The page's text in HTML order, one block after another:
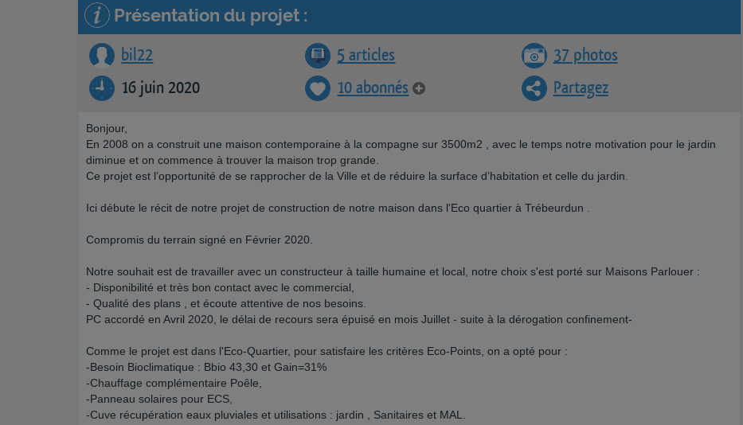
Présentation du projet :
bil22 5 articles
37 photos
16 juin 2020
10 abonnés Partagez
Bonjour,
En 2008 on a construit une maison contemporaine à la compagne sur 3500m2 , avec le temps notre motivation pour le jardin
diminue et on commence à trouver la maison trop grande.
Ce projet est l’opportunité de se rapprocher de la Ville et de réduire la surface d’habitation et celle du jardin.
Ici débute le récit de notre projet de construction de notre maison dans l'Eco quartier à Trébeurdun .
Compromis du terrain signé en Février 2020.
Notre souhait est de travailler avec un constructeur à taille humaine et local, notre choix s'est porté sur Maisons Parlouer :
- Disponibilité et très bon contact avec le commercial,
- Qualité des plans , et écoute attentive de nos besoins.
PC accordé en Avril 2020, le délai de recours sera épuisé en mois Juillet - suite à la dérogation confinement-
Comme le projet est dans l'Eco-Quartier, pour satisfaire les critères Eco-Points, on a opté pour :
-Besoin Bioclimatique : Bbio 43,30 et Gain=31%
-Chauffage complémentaire Poêle,
-Panneau solaires pour ECS,
-Cuve récupération eaux pluviales et utilisations : jardin , Sanitaires et MAL.